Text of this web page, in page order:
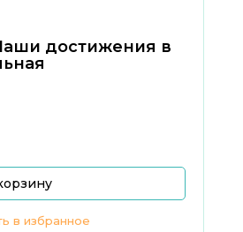
достижения в
в избранное